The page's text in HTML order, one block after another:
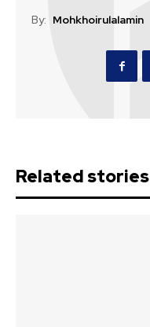
By: Mohkhoirulalamin
Related stories